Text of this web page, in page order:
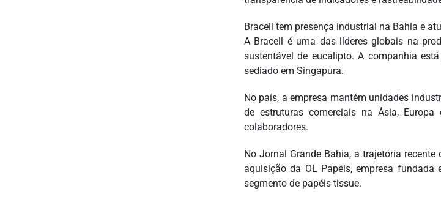
Bracell tem presença industrial na Bahia e
A Bracell é uma das líderes globais na
sustentável de eucalipto. A companhia
sediado em Singapura.
No país, a empresa mantém unidades
de estruturas comerciais na Ásia,
colaboradores.
No Jornal Grande Bahia, a trajetória
aquisição da OL Papéis, empresa
segmento de papéis tissue.